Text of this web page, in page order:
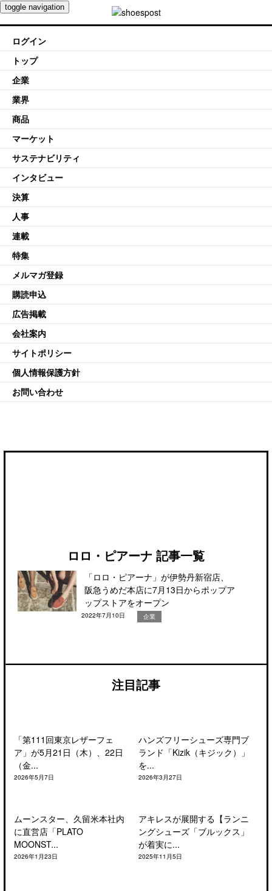
toggle navigation
ログイン
トップ
企業
業界
商品
マーケット
サステナビリティ
インタビュー
決算
人事
連載
特集
メルマガ登録
購読申込
広告掲載
会社案内
サイトポリシー
個人情報保護方針
お問い合わせ
ロロ・ピアーナ 記事一覧
「ロロ・ピアーナ」が伊勢丹新宿店、
阪急うめだ本店に7月13日からポップア
ップストアをオープン
2022年7月10日 企業
注目記事
「第111回東京レザーフェ
ア」が5月21日（木）、22日
（金...
2026年5月7日
ハンズフリーシューズ専門ブ
ランド「Kizik（キジック）」
を...
2026年3月27日
ムーンスター、久留米本社内
に直営店「PLATO
MOONST...
2026年1月23日
アキレスが展開する【ランニ
ングシューズ「ブルックス」
が着実に...
2025年11月5日